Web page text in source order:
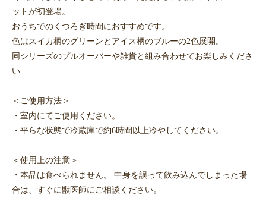
ットが初登場。
おうちでのくつろぎ時間におすすめです。
色はスイカ柄のグリーンとアイス柄のブルーの2色展開。
同シリーズのプルオーバーや雑貨と組み合わせてお楽しみくださ
い
＜ご使用方法＞
・室内にてご使用ください。
・平らな状態で冷蔵庫で約6時間以上冷やしてください。
＜使用上の注意＞
・本品は食べられません。 中身を誤って飲み込んでしまった場
合は、すぐに獣医師にご相談ください。